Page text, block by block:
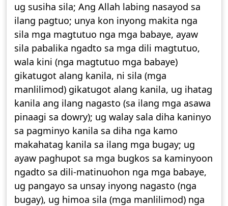
ug susiha sila; Ang Allah labing nasayod sa
ilang pagtuo; unya kon inyong makita nga
sila mga magtutuo nga mga babaye, ayaw
sila pabalika ngadto sa mga dili magtutuo,
wala kini (nga magtutuo mga babaye)
gikatugot alang kanila, ni sila (mga
manlilimod) gikatugot alang kanila, ug ihatag
kanila ang ilang nagasto (sa ilang mga asawa
pinaagi sa dowry); ug walay sala diha kaninyo
sa pagminyo kanila sa diha nga kamo
makahatag kanila sa ilang mga bugay; ug
ayaw paghupot sa mga bugkos sa kaminyoon
ngadto sa dili-matinuohon nga mga babaye,
ug pangayo sa unsay inyong nagasto (nga
bugay), ug himoa sila (mga manlilimod) nga